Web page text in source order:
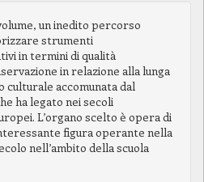
un inedito percorso
strumenti
in termini di qualità
in relazione alla lunga
culturale accomunata dal
ha legato nei secoli
L’organo scelto è opera di
figura operante nella
nell’ambito della scuola